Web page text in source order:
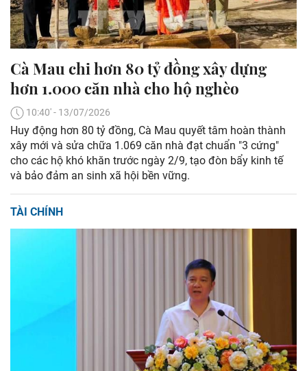
Cà Mau chi hơn 80 tỷ đồng xây dựng
hơn 1.000 căn nhà cho hộ nghèo
10:40' - 13/07/2026
Huy động hơn 80 tỷ đồng, Cà Mau quyết tâm hoàn thành
xây mới và sửa chữa 1.069 căn nhà đạt chuẩn "3 cứng"
cho các hộ khó khăn trước ngày 2/9, tạo đòn bẩy kinh tế
và bảo đảm an sinh xã hội bền vững.
TÀI CHÍNH